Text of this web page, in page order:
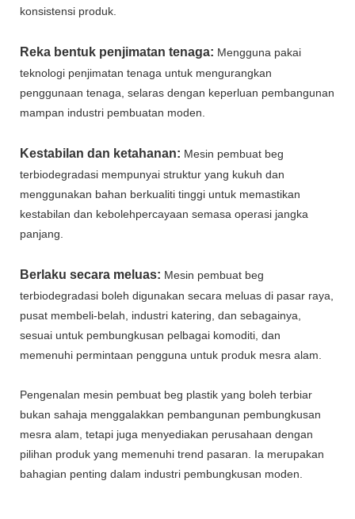
konsistensi produk.
Reka bentuk penjimatan tenaga: Mengguna pakai
teknologi penjimatan tenaga untuk mengurangkan
penggunaan tenaga, selaras dengan keperluan pembangunan
mampan industri pembuatan moden.
Kestabilan dan ketahanan: Mesin pembuat beg
terbiodegradasi mempunyai struktur yang kukuh dan
menggunakan bahan berkualiti tinggi untuk memastikan
kestabilan dan kebolehpercayaan semasa operasi jangka
panjang.
Berlaku secara meluas: Mesin pembuat beg
terbiodegradasi boleh digunakan secara meluas di pasar raya,
pusat membeli-belah, industri katering, dan sebagainya,
sesuai untuk pembungkusan pelbagai komoditi, dan
memenuhi permintaan pengguna untuk produk mesra alam.
Pengenalan mesin pembuat beg plastik yang boleh terbiar
bukan sahaja menggalakkan pembangunan pembungkusan
mesra alam, tetapi juga menyediakan perusahaan dengan
pilihan produk yang memenuhi trend pasaran. Ia merupakan
bahagian penting dalam industri pembungkusan moden.